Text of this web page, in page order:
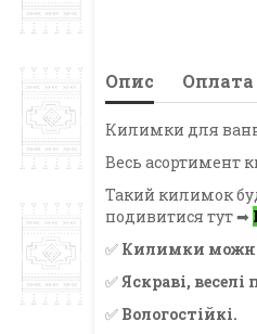
Опис Оплата
Килимки для
Весь асортимент
Такий килимок
подивитися тут ➡
✅ Килимки можна
✅Яскраві,
✅ Вологостійкі.